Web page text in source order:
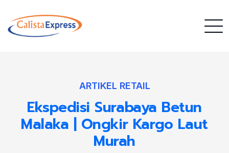
ARTIKEL RETAIL
Ekspedisi Surabaya Betun
Malaka | Ongkir Kargo Laut
Murah